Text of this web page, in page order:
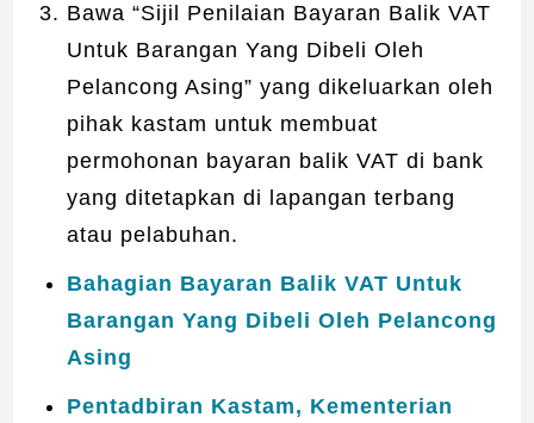
Bawa “Sijil Penilaian Bayaran Balik VAT
Untuk Barangan Yang Dibeli Oleh
Pelancong Asing” yang dikeluarkan oleh
pihak kastam untuk membuat
permohonan bayaran balik VAT di bank
yang ditetapkan di lapangan terbang
atau pelabuhan.
Bahagian Bayaran Balik VAT Untuk
Barangan Yang Dibeli Oleh Pelancong
Asing
Pentadbiran Kastam, Kementerian